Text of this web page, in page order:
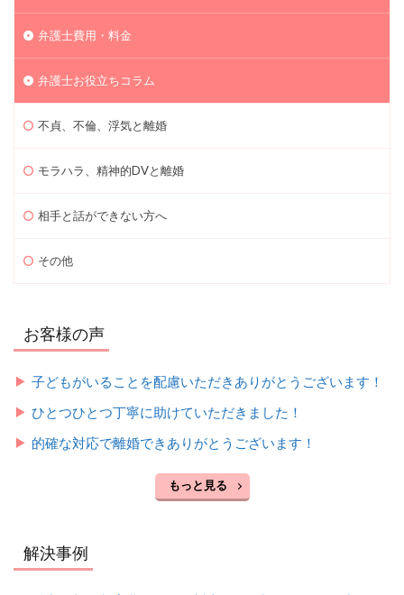
弁護士費用・料金
弁護士お役立ちコラム
不貞、不倫、浮気と離婚
モラハラ、精神的DVと離婚
相手と話ができない方へ
その他
お客様の声
子どもがいることを配慮いただきありがとうございます！
ひとつひとつ丁寧に助けていただきました！
的確な対応で離婚できありがとうございます！
もっと見る
解決事例